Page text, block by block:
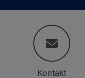
Kontakt